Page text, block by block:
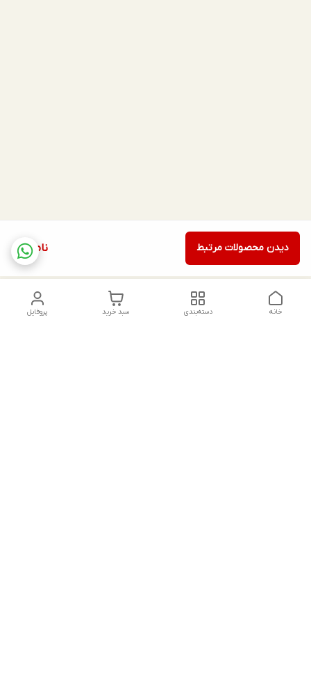
ناموجود دیدن محصولات مرتبط
پروفایل سبد خرید دسته‌بندی خانه